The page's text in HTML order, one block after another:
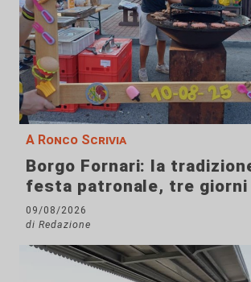
A Ronco Scrivia
Borgo Fornari: la
festa patronale, tre
09/08/2026
di Redazione